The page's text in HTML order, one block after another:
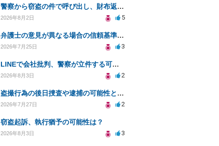
警察から窃盗の件で呼び出し、財布返却で自首すべきか？
2026年8月2日 5
弁護士の意見が異なる場合の信頼基準について教えてください
2026年7月25日 3
LINEで会社批判、警察が立件する可能性は？
2026年8月3日 2
盗撮行為の後日捜査や逮捕の可能性と初動対応について
2026年7月27日 2
窃盗起訴、執行猶予の可能性は？
2026年8月3日 3